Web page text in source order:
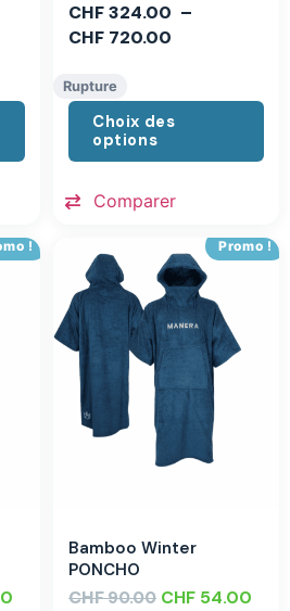
CHF324.00 –
CHF 720.00
Rupture
Choix des
options
Comparer
! Promo !
Bamboo Winter
PONCHO
CHF90.00 CHF 54.00